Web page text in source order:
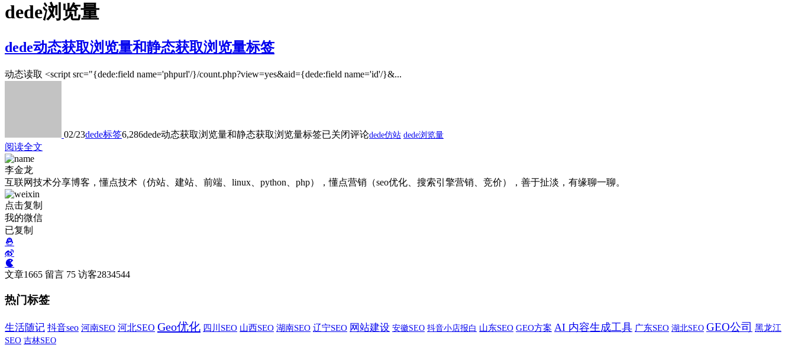
dede浏览量
dede动态获取浏览量和静态获取浏览量标签
动态读取 <script src="{dede:field name='phpurl'/}/count.php?view=yes&aid={dede:field name='id'/}&...
02/23dede标签6,286dede动态获取浏览量和静态获取浏览量标签已关闭评论dede仿站 dede浏览量
阅读全文
李金龙
互联网技术分享博客，懂点技术（仿站、建站、前端、linux、python、php），懂点营销（seo优化、搜索引擎营销、竞价），善于扯淡，有缘聊一聊。
点击复制
我的微信
已复制
文章1665 留言 75 访客2834544
热门标签
生活随记 抖音seo 河南SEO 河北SEO Geo优化 四川SEO 山西SEO 湖南SEO 辽宁SEO 网站建设 安徽SEO 抖音小店报白 山东SEO GEO方案 AI 内容生成工具 广东SEO 湖北SEO GEO公司 黑龙江
SEO 吉林SEO